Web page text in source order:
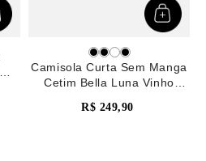
Camisola Curta Sem Manga
Cetim Bella Luna Vinho
R$ 249,90